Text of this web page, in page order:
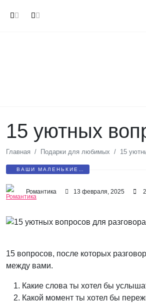
15 уютных
Главная Подарки для любимых 15
ВАШИ МАЛЕНЬКИЕ
Романтика 13 февраля, 2025
15 вопросов, после которых
между вами.
Какие слова ты хотел бы
Какой момент ты хотел бы